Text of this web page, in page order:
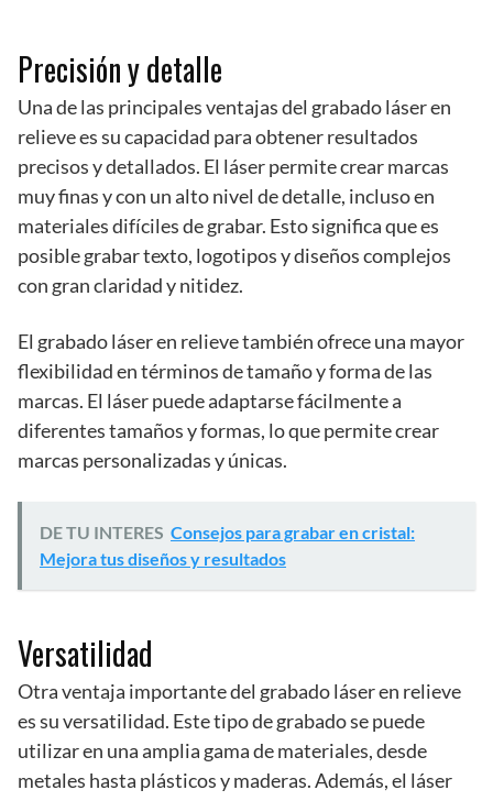
Precisión y detalle
Una de las principales ventajas del grabado láser en
relieve es su capacidad para obtener resultados
precisos y detallados. El láser permite crear marcas
muy finas y con un alto nivel de detalle, incluso en
materiales difíciles de grabar. Esto significa que es
posible grabar texto, logotipos y diseños complejos
con gran claridad y nitidez.
El grabado láser en relieve también ofrece una mayor
flexibilidad en términos de tamaño y forma de las
marcas. El láser puede adaptarse fácilmente a
diferentes tamaños y formas, lo que permite crear
marcas personalizadas y únicas.
DE TU INTERES Consejos para grabar en cristal:
Mejora tus diseños y resultados
Versatilidad
Otra ventaja importante del grabado láser en relieve
es su versatilidad. Este tipo de grabado se puede
utilizar en una amplia gama de materiales, desde
metales hasta plásticos y maderas. Además, el láser